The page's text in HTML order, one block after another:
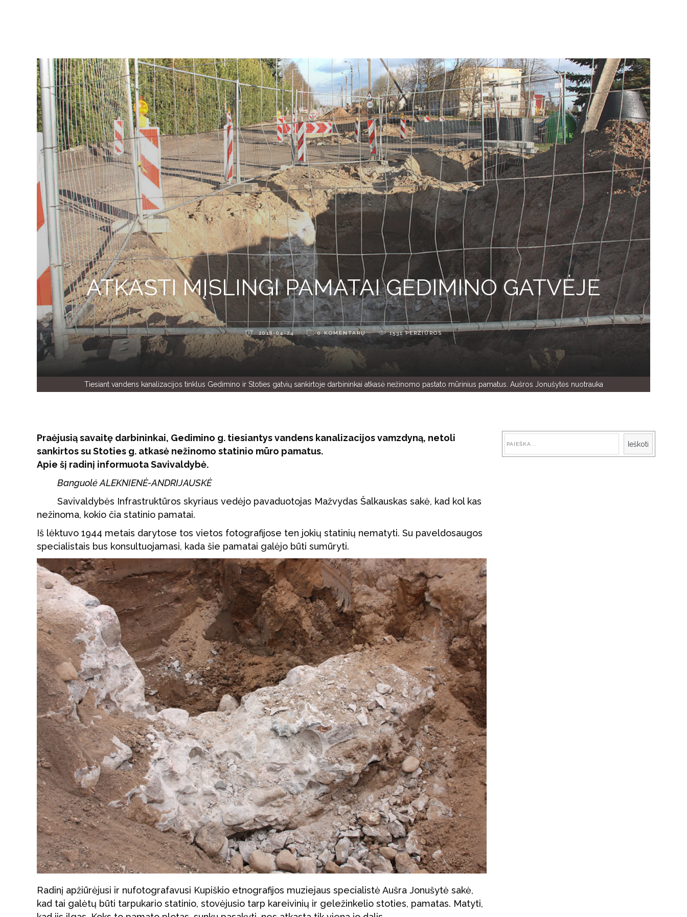
ATKASTI MĮSLINGI PAMATAI GEDIMINO GATVĖJE
2018-04-24 0 KOMENTARŲ 1531 PERŽIŪROS
Tiesiant vandens kanalizacijos tinklus Gedimino ir Stoties gatvių sankirtoje darbininkai atkasė nežinomo pastato mūrinius pamatus. Aušros Jonušytės nuotrauka
Praėjusią savaitę darbininkai, Gedimino g. tiesiantys vandens kanalizacijos vamzdyną, netoli
sankirtos su Stoties g. atkasė nežinomo statinio mūro pamatus.
Apie šį radinį informuota Savivaldybė.
Banguolė ALEKNIENĖ-ANDRIJAUSKĖ
Savivaldybės Infrastruktūros skyriaus vedėjo pavaduotojas Mažvydas Šalkauskas sakė, kad kol kas
nežinoma, kokio čia statinio pamatai.
Iš lėktuvo 1944 metais darytose tos vietos fotografijose ten jokių statinių nematyti. Su paveldosaugos
specialistais bus konsultuojamasi, kada šie pamatai galėjo būti sumūryti.
Radinį apžiūrėjusi ir nufotografavusi Kupiškio etnografijos muziejaus specialistė Aušra Jonušytė sakė,
kad tai galėtų būti tarpukario statinio, stovėjusio tarp kareivinių ir geležinkelio stoties, pamatas. Matyti,
Ieškoti